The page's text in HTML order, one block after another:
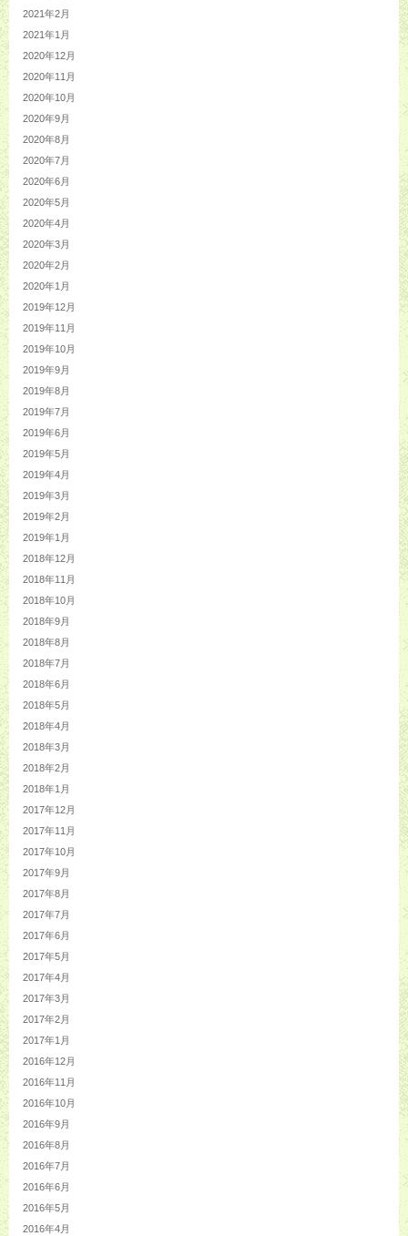
2021年2月
2021年1月
2020年12月
2020年11月
2020年10月
2020年9月
2020年8月
2020年7月
2020年6月
2020年5月
2020年4月
2020年3月
2020年2月
2020年1月
2019年12月
2019年11月
2019年10月
2019年9月
2019年8月
2019年7月
2019年6月
2019年5月
2019年4月
2019年3月
2019年2月
2019年1月
2018年12月
2018年11月
2018年10月
2018年9月
2018年8月
2018年7月
2018年6月
2018年5月
2018年4月
2018年3月
2018年2月
2018年1月
2017年12月
2017年11月
2017年10月
2017年9月
2017年8月
2017年7月
2017年6月
2017年5月
2017年4月
2017年3月
2017年2月
2017年1月
2016年12月
2016年11月
2016年10月
2016年9月
2016年8月
2016年7月
2016年6月
2016年5月
2016年4月